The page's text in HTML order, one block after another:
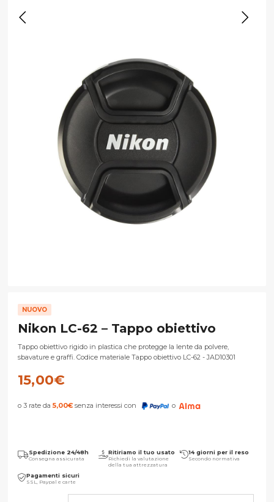
NUOVO
Nikon LC-62 – Tappo obiettivo
Tappo obiettivo rigido in plastica che protegge la lente da polvere,
sbavature e graffi. Codice materiale Tappo obiettivo LC-62 - JAD10301
15,00€
o 3 rate da 5,00€ senza interessi con o
Spedizione 24/48h
Consegna assicurata
Ritiriamo il tuo usato
Richiedi la valutazione
della tua attrezzatura
14 giorni per il reso
Secondo normativa
Pagamenti sicuri
SSL, Paypal e carte